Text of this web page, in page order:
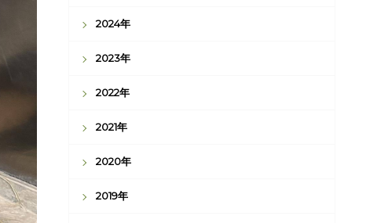
2024年
2023年
2022年
2021年
2020年
2019年